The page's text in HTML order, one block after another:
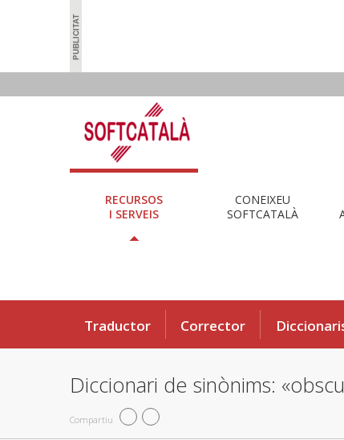
RECURSOS
I SERVEIS
CONEIXEU
SOFTCATALÀ
Traductor Corrector
Diccionari de sinònims:
Compartiu